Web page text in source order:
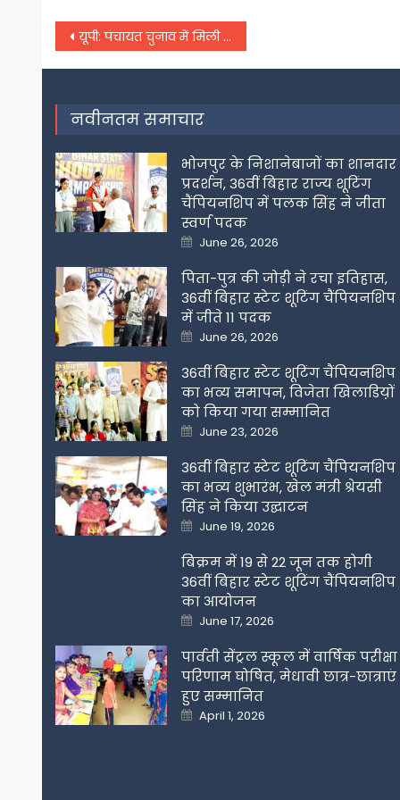
Post
navigation
यूपी: पंचायत चुनाव में मिली हार पर बीजेपी ने किया मंथन,
नवीनतम समाचार
भोजपुर के निशानेबाजों का शानदार
प्रदर्शन, 36वीं बिहार राज्य शूटिंग
चैंपियनशिप में पलक सिंह ने जीता
स्वर्ण पदक
Posted
on
June 26, 2026
पिता-पुत्र की जोड़ी ने रचा इतिहास,
36वीं बिहार स्टेट शूटिंग चैंपियनशिप
में जीते 11 पदक
Posted
on
June 26, 2026
36वीं बिहार स्टेट शूटिंग चैंपियनशिप
का भव्य समापन, विजेता खिलाडिय़ों
को किया गया सम्मानित
Posted
on
June 23, 2026
36वीं बिहार स्टेट शूटिंग चैंपियनशिप
का भव्य शुभारंभ, खेल मंत्री श्रेयसी
सिंह ने किया उद्घाटन
Posted
on
June 19, 2026
बिक्रम में 19 से 22 जून तक होगी
36वीं बिहार स्टेट शूटिंग चैंपियनशिप
का आयोजन
Posted
on
June 17, 2026
पार्वती सेंट्रल स्कूल में वार्षिक परीक्षा
परिणाम घोषित, मेधावी छात्र-छात्राएं
हुए सम्मानित
Posted
on
April 1, 2026